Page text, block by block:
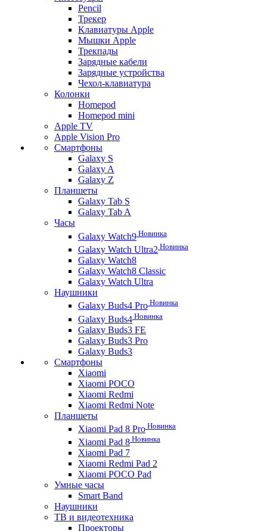
Pencil
Трекер
Клавиатуры Apple
Мышки Apple
Трекпады
Зарядные кабели
Зарядные устройства
Чехол-клавиатура
Колонки
Homepod
Homepod mini
Apple TV
Apple Vision Pro
Смартфоны
Galaxy S
Galaxy A
Galaxy Z
Планшеты
Galaxy Tab S
Galaxy Tab A
Часы
Galaxy Watch9 Новинка
Galaxy Watch Ultra2 Новинка
Galaxy Watch8
Galaxy Watch8 Classic
Galaxy Watch Ultra
Наушники
Galaxy Buds4 Pro Новинка
Galaxy Buds4 Новинка
Galaxy Buds3 FE
Galaxy Buds3 Pro
Galaxy Buds3
Смартфоны
Xiaomi
Xiaomi POCO
Xiaomi Redmi
Xiaomi Redmi Note
Планшеты
Xiaomi Pad 8 Pro Новинка
Xiaomi Pad 8 Новинка
Xiaomi Pad 7
Xiaomi Redmi Pad 2
Xiaomi POCO Pad
Умные часы
Smart Band
Наушники
ТВ и видеотехника
Проекторы